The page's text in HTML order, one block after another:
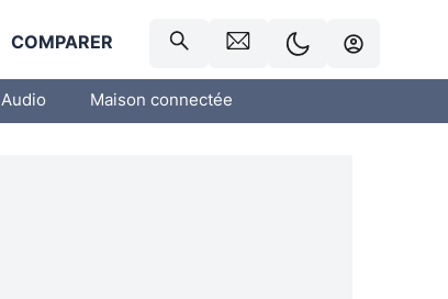
COMPARER
Audio Maison connectée